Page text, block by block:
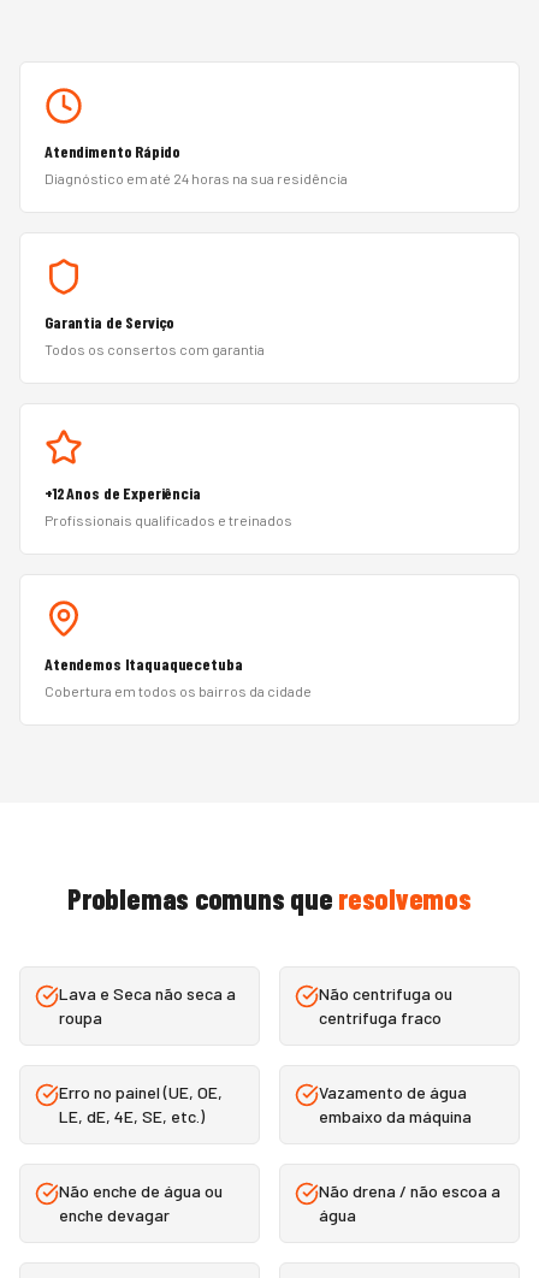
Atendimento Rápido
Diagnóstico em até 24 horas na sua residência
Garantia de Serviço
Todos os consertos com garantia
+12 Anos de Experiência
Profissionais qualificados e treinados
Atendemos Itaquaquecetuba
Cobertura em todos os bairros da cidade
Problemas comuns que resolvemos
Lava e Seca não seca a
roupa
Não centrifuga ou
centrifuga fraco
Erro no painel (UE, OE,
LE, dE, 4E, SE, etc.)
Vazamento de água
embaixo da máquina
Não enche de água ou
enche devagar
Não drena / não escoa a
água